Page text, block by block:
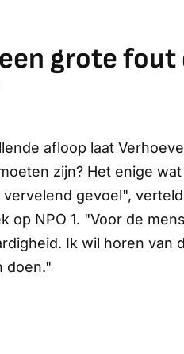
grote fout
afloop laat
zijn? Het enige
gevoel",
op NPO 1. "Voor de
Ik wil horen van
doen."